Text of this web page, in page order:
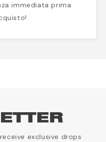
immediata prima
exclusive drops